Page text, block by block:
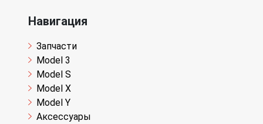
Навигация
Запчасти
Model 3
Model S
Model X
Model Y
Аксессуары